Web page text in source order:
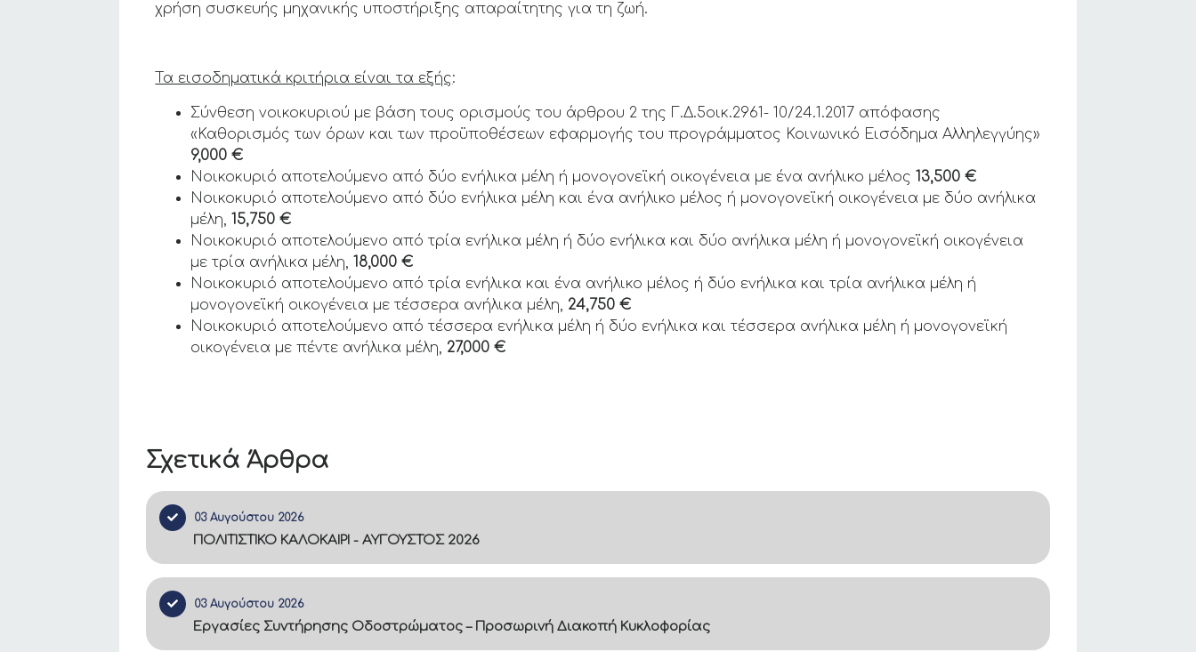
Σχετικά Άρθρα
03 Αυγούστου 2026
ΠΟΛΙΤΙΣΤΙΚΟ ΚΑΛΟΚΑΙΡΙ - ΑΥΓΟΥΣΤΟΣ 2026
03 Αυγούστου 2026
Εργασίες Συντήρησης Οδοστρώματος – Προσωρινή Διακοπή Κυκλοφορίας
χρήση συσκευής μηχανικής υποστήριξης απαραίτητης για τη ζωή.
Τα εισοδηματικά κριτήρια είναι τα εξής:
Σύνθεση νοικοκυριού με βάση τους ορισμούς του άρθρου 2 της Γ.Δ.5οικ.2961- 10/24.1.2017 απόφασης
«Καθορισμός των όρων και των προϋποθέσεων εφαρμογής του προγράμματος Κοινωνικό Εισόδημα Αλληλεγγύης»
9,000 €
Νοικοκυριό αποτελούμενο από δύο ενήλικα μέλη ή μονογονεϊκή οικογένεια με ένα ανήλικο μέλος13,500 €
Νοικοκυριό αποτελούμενο από δύο ενήλικα μέλη και ένα ανήλικο μέλος ή μονογονεϊκή οικογένεια με δύο ανήλικα
μέλη,15,750 €
Νοικοκυριό αποτελούμενο από τρία ενήλικα μέλη ή δύο ενήλικα και δύο ανήλικα μέλη ή μονογονεϊκή οικογένεια
με τρία ανήλικα μέλη,18,000 €
Νοικοκυριό αποτελούμενο από τρία ενήλικα και ένα ανήλικο μέλος ή δύο ενήλικα και τρία ανήλικα μέλη ή
μονογονεϊκή οικογένεια με τέσσερα ανήλικα μέλη, 24,750 €
Νοικοκυριό αποτελούμενο από τέσσερα ενήλικα μέλη ή δύο ενήλικα και τέσσερα ανήλικα μέλη ή μονογονεϊκή
οικογένεια με πέντε ανήλικα μέλη, 27,000 €